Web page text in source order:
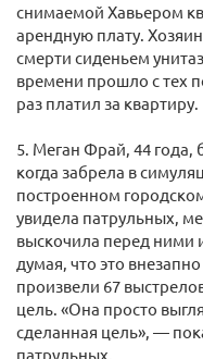
снимаемой Хавьером
арендную плату.
смерти сиденьем
времени прошло с тех
раз платил за квартиру.
5. Меган Фрай, 44 года,
когда забрела в
построенном
увидела патрульных,
выскочила перед ними
думая, что это
произвели 67
цель. «Она просто
сделанная цель», —
патрульных.